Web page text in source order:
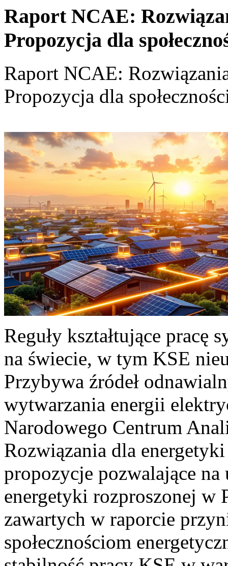
Raport NCAE:
Propozycja dla
Raport NCAE:
Propozycja dla
Reguły kształtujące pracę
na świecie, w tym KSE
Przybywa źródeł
wytwarzania energii
Narodowego Centrum
Rozwiązania dla
propozycje pozwalające
energetyki rozproszonej w
zawartych w raporcie
społecznościom